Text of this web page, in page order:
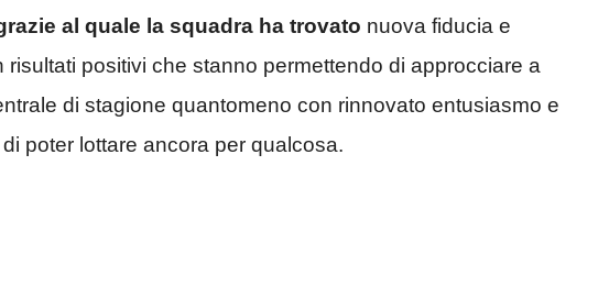
al quale la squadra ha trovato nuova fiducia e
risultati positivi che stanno permettendo di approcciare a
di stagione quantomeno con rinnovato entusiasmo e
poter lottare ancora per qualcosa.